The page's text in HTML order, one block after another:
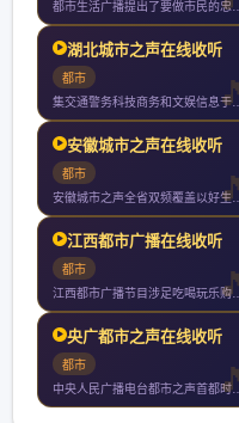
都市生活广播提出了要做市民的忠实朋友把全心全意为市民服务作为
湖北城市之声在线收听
都市
集交通警务科技商务和文娱信息于一体的省级交通专业广播电台以私
安徽城市之声在线收听
都市
安徽城市之声全省双频覆盖以好生活听我的为品牌标识以好听实用轻
江西都市广播在线收听
都市
江西都市广播节目涉足吃喝玩乐购贯穿寻找发现分享的理念传播都市
央广都市之声在线收听
都市
中央人民广播电台都市之声首都时尚资讯娱乐台京城第一家汽车调频